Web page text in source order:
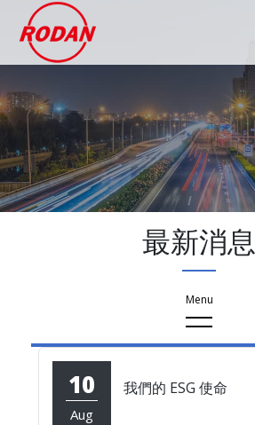
最新消息
最新消息
最新消息
10
Aug
我們的 ESG 使命
Cookie管理面板